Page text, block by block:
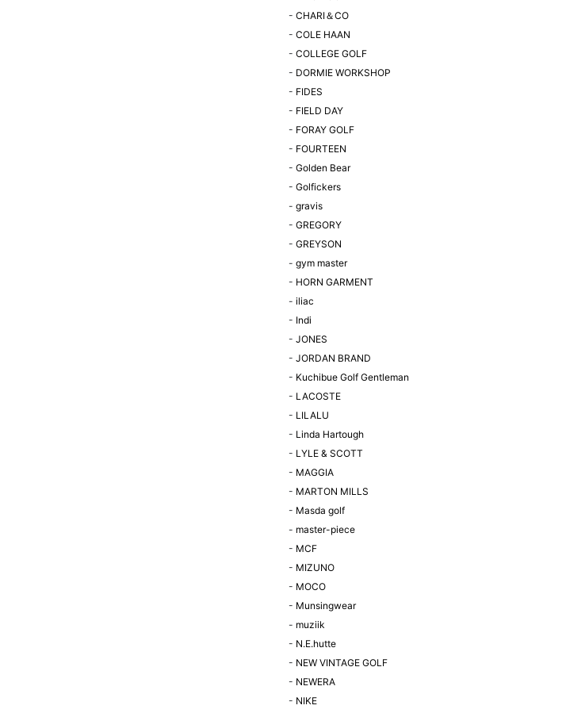
- CHARI＆CO
- COLE HAAN
- COLLEGE GOLF
- DORMIE WORKSHOP
- FIDES
- FIELD DAY
- FORAY GOLF
- FOURTEEN
- Golden Bear
- Golfickers
- gravis
- GREGORY
- GREYSON
- gym master
- HORN GARMENT
- iliac
- Indi
- JONES
- JORDAN BRAND
- Kuchibue Golf Gentleman
- LACOSTE
- LILALU
- Linda Hartough
- LYLE & SCOTT
- MAGGIA
- MARTON MILLS
- Masda golf
- master-piece
- MCF
- MIZUNO
- MOCO
- Munsingwear
- muziik
- N.E.hutte
- NEW VINTAGE GOLF
- NEWERA
- NIKE